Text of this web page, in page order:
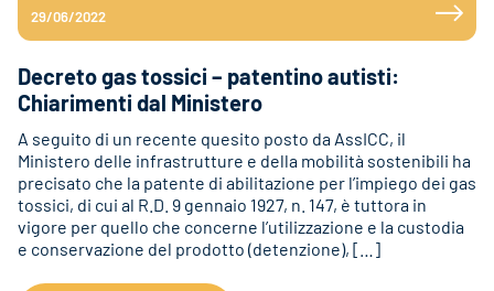
29/06/2022
Decreto gas tossici – patentino autisti:
Chiarimenti dal Ministero
A seguito di un recente quesito posto da AssICC, il
Ministero delle infrastrutture e della mobilità sostenibili ha
precisato che la patente di abilitazione per l’impiego dei gas
tossici, di cui al R.D. 9 gennaio 1927, n. 147, è tuttora in
vigore per quello che concerne l’utilizzazione e la custodia
e conservazione del prodotto (detenzione), […]